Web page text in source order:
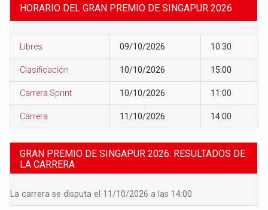
HORARIO DEL GRAN PREMIO DE SINGAPUR 2026
Libres 09/10/2026 10:30
Clasificación 10/10/2026 15:00
Carrera Sprint 10/10/2026 11:00
Carrera 11/10/2026 14:00
GRAN PREMIO DE SINGAPUR 2026: RESULTADOS DE
LA CARRERA
La carrera se disputa el 11/10/2026 a las 14:00